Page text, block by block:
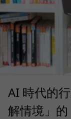
AI 時代的
解情境」